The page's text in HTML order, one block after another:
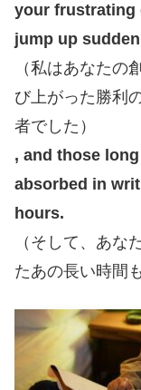
your frustrating
jump up
（私はあなたの
び上がった勝利
者でした）
, and those
absorbed in
hours.
（そして、あな
たあの長い時間